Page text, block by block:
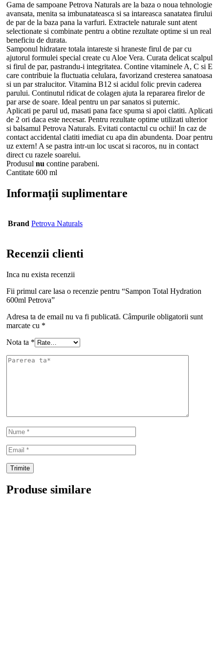
Gama de sampoane Petrova Naturals are la baza o noua tehnologie
avansata, menita sa imbunatateasca si sa intareasca sanatatea firului
de par de la baza pana la varfuri. Extractele naturale sunt atent
selectionate si combinate pentru a obtine rezultate optime si un real
beneficiu de durata.
Samponul hidratare totala intareste si hraneste firul de par cu
ajutorul formulei special create cu Aloe Vera. Curata delicat scalpul
si firul de par, pastrandu-i integritatea. Contine vitaminele A, C si E
care contribuie la fluctuatia celulara, favorizand cresterea sanatoasa
si un par stralucitor. Vitamina B12 si acidul folic previn caderea
parului. Continutul ridicat de colagen ajuta la repararea firelor de
par arse de soare. Ideal pentru un par sanatos si puternic.
Aplicati pe parul ud, masati pana face spuma si apoi clatiti. Aplicati
de 2 ori daca este necesar. Pentru rezultate optime utilizati ulterior
si balsamul Petrova Naturals. Evitati contactul cu ochii! In caz de
contact accidental clatiti imediat cu apa din abundenta. Doar pentru
uz extern! A se pastra intr-un loc uscat si racoros, nu in contact
direct cu razele soarelui.
Produsul nu contine parabeni.
Cantitate 600 ml
Informații suplimentare
Brand Petrova Naturals
Recenzii clienti
Inca nu exista recenzii
Fii primul care lasa o recenzie pentru “Sampon Total Hydration
600ml Petrova”
Adresa ta de email nu va fi publicată. Câmpurile obligatorii sunt
marcate cu *
Nota ta *
Produse similare